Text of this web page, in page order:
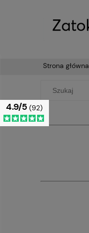
Strona główna
4.9/5 (92)